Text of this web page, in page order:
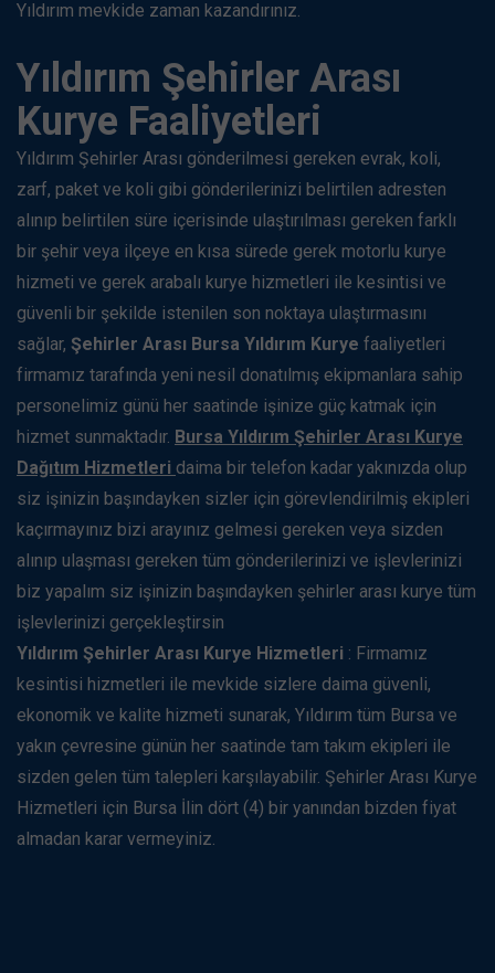
Yıldırım mevkide zaman kazandırınız.
Yıldırım Şehirler Arası
Kurye Faaliyetleri
Yıldırım Şehirler Arası gönderilmesi gereken evrak, koli,
zarf, paket ve koli gibi gönderilerinizi belirtilen adresten
alınıp belirtilen süre içerisinde ulaştırılması gereken farklı
bir şehir veya ilçeye en kısa sürede gerek motorlu kurye
hizmeti ve gerek arabalı kurye hizmetleri ile kesintisi ve
güvenli bir şekilde istenilen son noktaya ulaştırmasını
sağlar, Şehirler Arası Bursa Yıldırım Kurye faaliyetleri
firmamız tarafında yeni nesil donatılmış ekipmanlara sahip
personelimiz günü her saatinde işinize güç katmak için
hizmet sunmaktadır. Bursa Yıldırım Şehirler Arası Kurye
Dağıtım Hizmetleri daima bir telefon kadar yakınızda olup
siz işinizin başındayken sizler için görevlendirilmiş ekipleri
kaçırmayınız bizi arayınız gelmesi gereken veya sizden
alınıp ulaşması gereken tüm gönderilerinizi ve işlevlerinizi
biz yapalım siz işinizin başındayken şehirler arası kurye tüm
işlevlerinizi gerçekleştirsin
Yıldırım Şehirler Arası Kurye Hizmetleri : Firmamız
kesintisi hizmetleri ile mevkide sizlere daima güvenli,
ekonomik ve kalite hizmeti sunarak, Yıldırım tüm Bursa ve
yakın çevresine günün her saatinde tam takım ekipleri ile
sizden gelen tüm talepleri karşılayabilir. Şehirler Arası Kurye
Hizmetleri için Bursa İlin dört (4) bir yanından bizden fiyat
almadan karar vermeyiniz.